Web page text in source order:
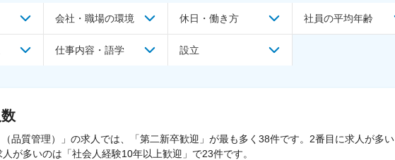
会社・職場の環境 休日・働き方 社員の平均年齢
仕事内容・語学 設立
品質管理）」の求人では、「第二新卒歓迎」が最も多く38件です。2番目に求人が多い
が多いのは「社会人経験10年以上歓迎」で23件です。